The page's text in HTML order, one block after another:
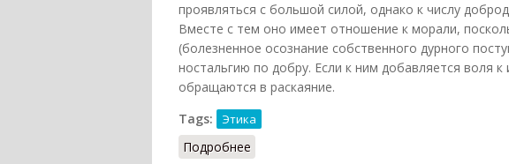
проявляться с большой силой, однако к числу
Вместе с тем оно имеет отношение к морали,
(болезненное осознание собственного дурного
ностальгию по добру. Если к ним добавляется воля
обращаются в раскаяние.
Tags:
Этика
Подробнее